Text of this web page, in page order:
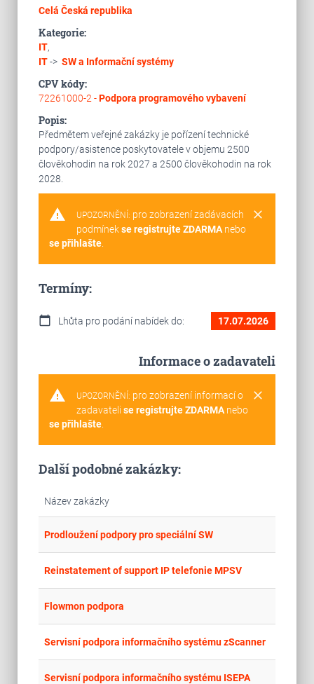
Celá Česká republika
Kategorie:
IT,
IT-> SW a Informační systémy
CPV kódy:
72261000-2 -Podpora programového vybavení
Popis:
Předmětem veřejné zakázky je pořízení technické
podpory/asistence poskytovatele v objemu 2500
člověkohodin na rok 2027 a 2500 člověkohodin na rok
2028.
warning clear
UPOZORNĚNÍ: pro zobrazení zadávacích
podmínekse registrujte ZDARMAnebo
se přihlašte.
Termíny:
calendar_today Lhůta pro podání nabídek do: 17.07.2026
Informace o zadavateli
warning clear
UPOZORNĚNÍ: pro zobrazení informací o
zadavateli se registrujte ZDARMAnebo
se přihlašte.
Další podobné zakázky:
Název zakázky
Prodloužení podpory pro speciální SW
Reinstatement of support IP telefonie MPSV
Flowmon podpora
Servisní podpora informačního systému zScanner
Servisní podpora informačního systému ISEPA